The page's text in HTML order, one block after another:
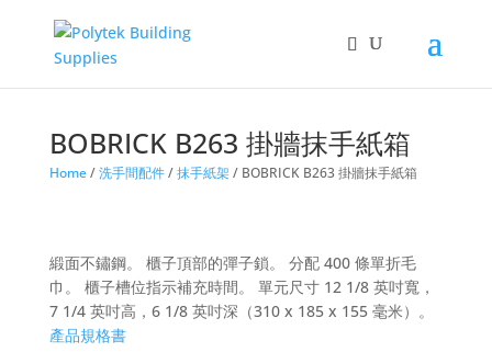
BOBRICK B263 掛牆抹手紙箱
Home/洗手間配件/抹手紙架/ BOBRICK B263 掛牆抹手紙箱
緞面不鏽鋼。 櫃子頂部的彈子鎖。 分配 400 條單折毛
巾。 櫃子槽位指示補充時間。 單元尺寸 12 1/8 英吋寬，
7 1/4 英吋高，6 1/8 英吋深（310 x 185 x 155 毫米）。
產品規格書